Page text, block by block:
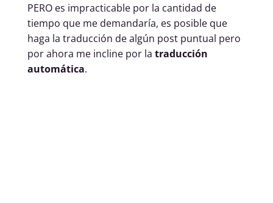
PERO es impracticable por la cantidad de
tiempo que me demandaría, es posible que
haga la traducción de algún post puntual pero
por ahora me incline por la traducción
automática.